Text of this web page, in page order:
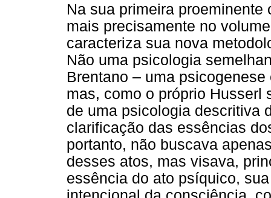
Na sua primeira
mais precisamente no
caracteriza sua nova
Não uma psicologia
Brentano – uma
mas, como o próprio Husserl
de uma psicologia descritiva
clarificação das essências
portanto, não buscava
desses atos, mas visava,
essência do ato psíquico,